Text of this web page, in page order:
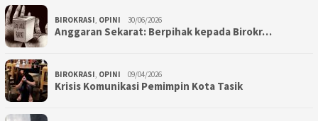
BIROKRASI OPINI 30/06/2026
Anggaran Sekarat: Berpihak kepada Birokr…
BIROKRASI OPINI 09/04/2026
Krisis Komunikasi Pemimpin Kota Tasik